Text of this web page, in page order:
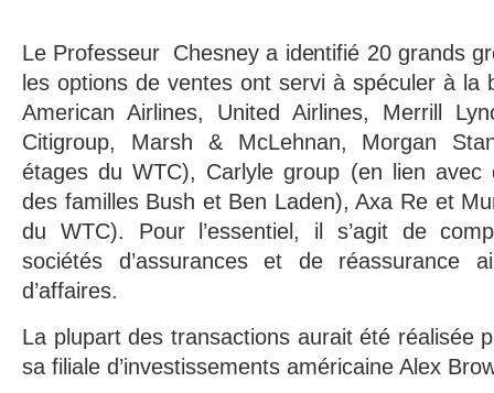
Le Professeur Chesney a identifié 20 grands
les options de ventes ont servi à spéculer à la
American Airlines, United Airlines, Merrill
Citigroup, Marsh & McLehnan, Morgan
étages du WTC), Carlyle group (en lien avec
des familles Bush et Ben Laden), Axa Re et
du WTC). Pour l’essentiel, il s’agit de
sociétés d’assurances et de réassurance
d’affaires.
La plupart des transactions aurait été réalisée
sa filiale d’investissements américaine Alex